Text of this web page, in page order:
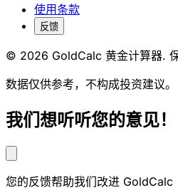
使用条款
反馈
© 2026 GoldCalc 黄金计算器. 保
数据仅供参考，不构成投资建议。
我们想听听您的意见
您的反馈帮助我们改进 GoldCalc